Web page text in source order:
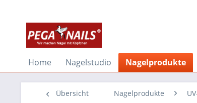
Home Nagelstudio Nagelprodukte
Übersicht Nagelprodukte